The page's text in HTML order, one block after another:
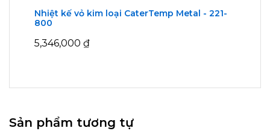
Nhiệt kế vỏ kim loại CaterTemp Metal - 221-
800
5,346,000 ₫
Sản phẩm tương tự